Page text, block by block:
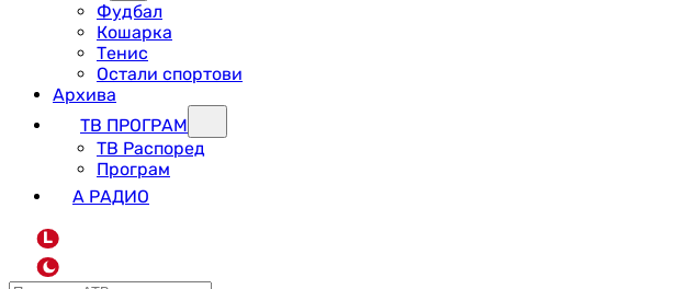
Фудбал
Кошарка
Тенис
Остали спортови
Архива
ТВ ПРОГРАМ
ТВ Распоред
Програм
А РАДИО
L